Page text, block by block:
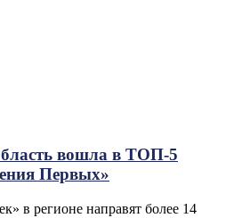
вошла в ТОП-5
Первых»
в регионе направят более 14